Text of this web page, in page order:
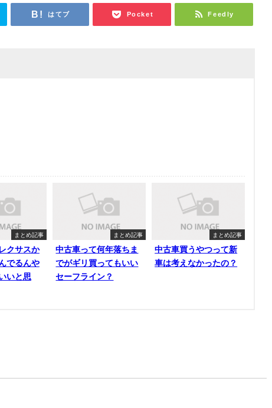
はてブ Pocket Feedly
まとめ記事
クサスか
でるんや
いと思
まとめ記事
中古車って何年落ちま
でがギリ買ってもいい
セーフライン？
まとめ記事
中古車買うやつって新
車は考えなかったの？